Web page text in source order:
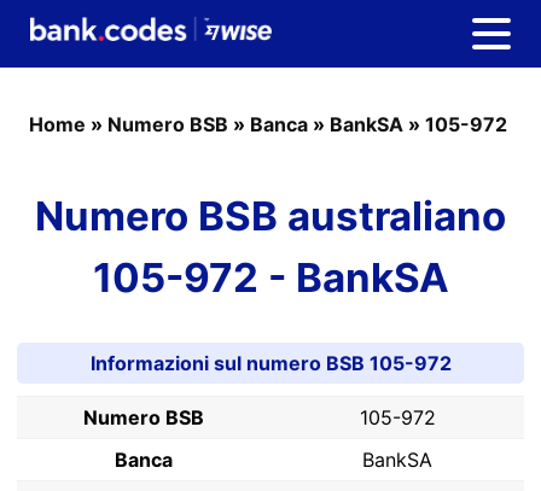
Home » Numero BSB » Banca » BankSA » 105-972
Numero BSB australiano
105-972 - BankSA
Informazioni sul numero BSB 105-972
Numero BSB
105-972
Banca
BankSA